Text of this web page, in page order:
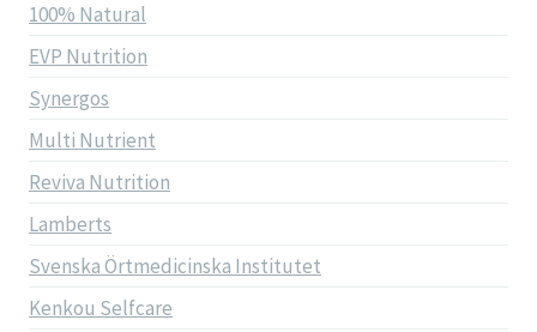
100% Natural
EVP Nutrition
Synergos
Multi Nutrient
Reviva Nutrition
Lamberts
Svenska Örtmedicinska Institutet
Kenkou Selfcare